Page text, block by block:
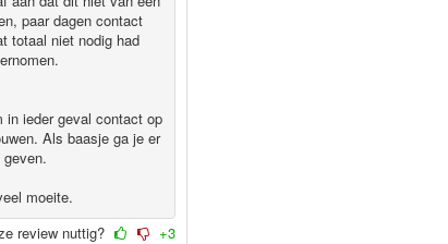
paar dagen contact
totaal niet nodig had
in ieder geval contact op
Als baasje ga je er
moeite.
review nuttig? +3